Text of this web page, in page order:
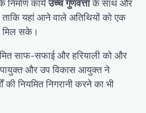
निर्माण कार्यउच्च गुणवत्ताके साथ और
ताकि यहां आने वाले अतिथियों को एक
मिल सके।
साफ-सफाई और हरियाली को और
और उप विकास आयुक्त ने
की नियमित निगरानी करने का भी